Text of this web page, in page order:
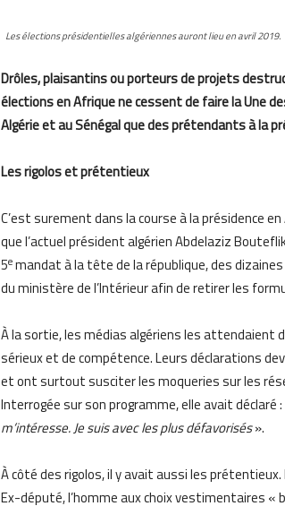
Les élections présidentielles algériennes auront lieu en avril 2019.
Drôles, plaisantins ou porteurs de projets
élections en Afrique ne cessent de faire la Une
Algérie et au Sénégal que des prétendants à la
Les rigolos et prétentieux
C’est surement dans la course à la présidence
que l’actuel président algérien Abdelaziz
5emandat à la tête de la république, des
du ministère de l’Intérieur afin de retirer les
À la sortie, les médias algériens les attendaient
sérieux et de compétence. Leurs déclarations
et ont surtout susciter les moqueries sur les
Interrogée sur son programme, elle avait déclaré
m’intéresse. Je suis avec les plus défavorisés».
À côté des rigolos, il y avait aussi les prétentieux.
Ex-député, l’homme aux choix vestimentaires